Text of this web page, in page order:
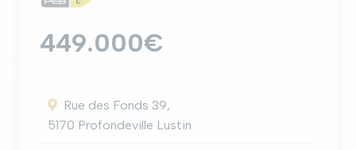
449.000€
Rue des Fonds 39,
5170 Profondeville Lustin